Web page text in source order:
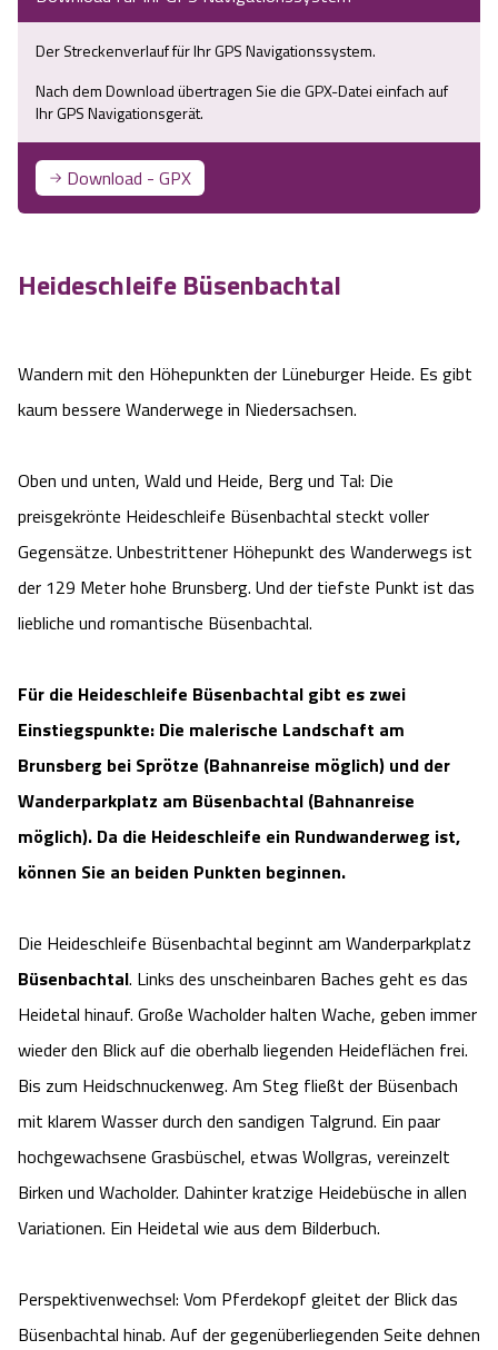
Wandern ohne Gepäck
Karte und GPS-Daten
Katalogbestellung
Barriere­freiheits-Einstell­ungen
Hoher Kontrast Modus:
Heideschleife Büsenbachtal
Wandern mit den Höhepunkten der Lüneburger Heide. Es gibt
kaum bessere Wanderwege in Niedersachsen.
Oben und unten, Wald und Heide, Berg und Tal: Die
preisgekrönte Heideschleife Büsenbachtal steckt voller
Gegensätze. Unbestrittener Höhepunkt des Wanderwegs ist
der 129 Meter hohe Brunsberg. Und der tiefste Punkt ist das
liebliche und romantische Büsenbachtal.
Für die Heideschleife Büsenbachtal gibt es zwei
Einstiegspunkte: Die malerische Landschaft am
Brunsberg bei Sprötze (Bahnanreise möglich) und der
Wanderparkplatz am Büsenbachtal (Bahnanreise
möglich). Da die Heideschleife ein Rundwanderweg ist,
können Sie an beiden Punkten beginnen.
Die Heideschleife Büsenbachtal beginnt am Wanderparkplatz
Büsenbachtal. Links des unscheinbaren Baches geht es das
Heidetal hinauf. Große Wacholder halten Wache, geben immer
wieder den Blick auf die oberhalb liegenden Heideflächen frei.
Bis zum Heidschnuckenweg. Am Steg fließt der Büsenbach
mit klarem Wasser durch den sandigen Talgrund. Ein paar
hochgewachsene Grasbüschel, etwas Wollgras, vereinzelt
Birken und Wacholder. Dahinter kratzige Heidebüsche in allen
Variationen. Ein Heidetal wie aus dem Bilderbuch.
Perspektivenwechsel: Vom Pferdekopf gleitet der Blick das
Büsenbachtal hinab. Auf der gegenüberliegenden Seite dehnen
Der Streckenverlauf für Ihr GPS Navigationssystem.
Nach dem Download übertragen Sie die GPX-Datei einfach auf
Ihr GPS Navigationsgerät.
Download - GPX